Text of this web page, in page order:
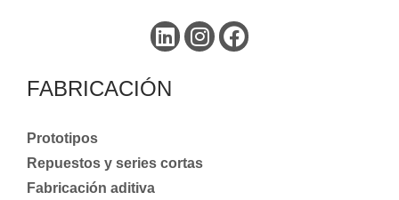
FABRICACIÓN
Prototipos
Repuestos y series cortas
Fabricación aditiva